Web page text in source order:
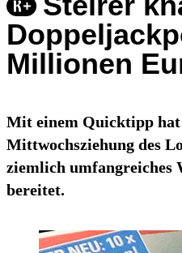
Millionen
Mit einem Quicktipp
Mittwochsziehung des
ziemlich umfangreiches
bereitet.